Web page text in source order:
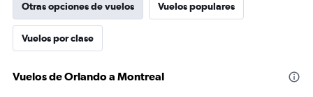
Otras opciones de vuelos Vuelos populares
Vuelos por clase
Vuelos de Orlando a Montreal